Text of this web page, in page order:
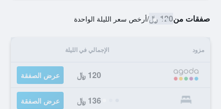
صفقات من120 ﷼ /أرخص سعر الليلة الواحدة
مزود الإجمالي في الليلة
120 ﷼ عرض الصفقة
136 ﷼ عرض الصفقة